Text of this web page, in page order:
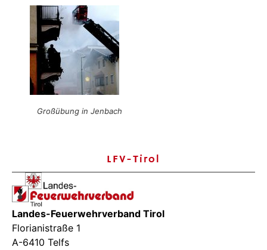
Großübung in Jenbach
LFV-Tirol
Landes-Feuerwehrverband Tirol
Florianistraße 1
A-6410 Telfs